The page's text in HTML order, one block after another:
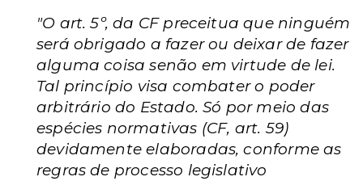
"O art. 5º, da CF preceitua que ninguém
será obrigado a fazer ou deixar de fazer
alguma coisa senão em virtude de lei.
Tal princípio visa combater o poder
arbitrário do Estado. Só por meio das
espécies normativas (CF, art. 59)
devidamente elaboradas, conforme as
regras de processo legislativo